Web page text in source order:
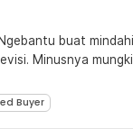
buat
kurang
Buyer